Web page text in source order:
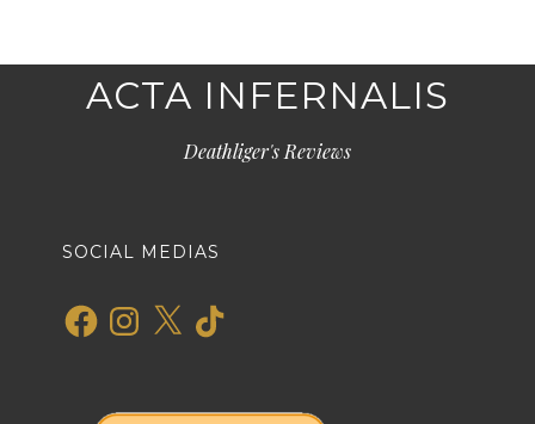
ACTA INFERNALIS
Deathliger's Reviews
SOCIAL MEDIAS
FacebookInstagram
X TikTok